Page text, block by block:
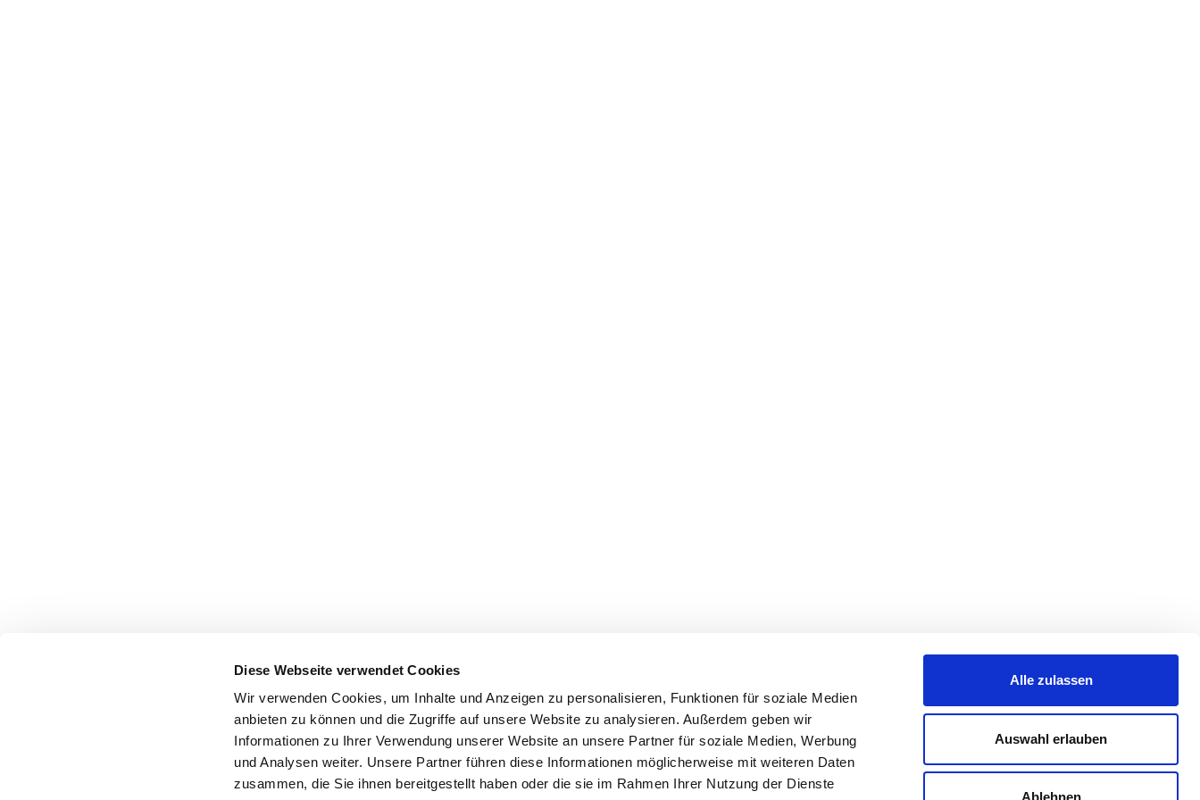
Diese Webseite verwendet Cookies
Wir verwenden Cookies, um Inhalte und Anzeigen zu personalisieren, Funktionen für soziale Medien
anbieten zu können und die Zugriffe auf unsere Website zu analysieren. Außerdem geben wir
Informationen zu Ihrer Verwendung unserer Website an unsere Partner für soziale Medien, Werbung
und Analysen weiter. Unsere Partner führen diese Informationen möglicherweise mit weiteren Daten
zusammen, die Sie ihnen bereitgestellt haben oder die sie im Rahmen Ihrer Nutzung der Dienste
Alle zulassen
Auswahl erlauben
Ablehnen